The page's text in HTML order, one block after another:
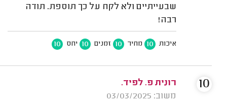
שבעייתיים ולא לקח על כך תוספת. תודה
רבה!
איכות 10 מחיר 10 זמנים 10 יחס 10
רונית פ. לפיד.
משוב: 03/03/2025
10